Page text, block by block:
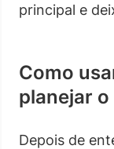
principal e
Como
planejar
Depois de